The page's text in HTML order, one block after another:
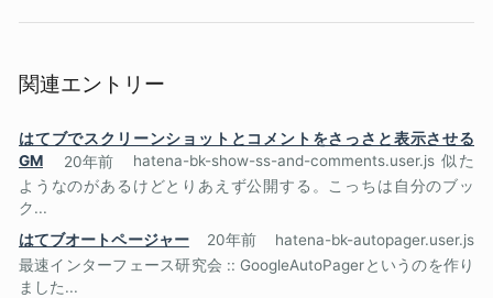
関連エントリー
はてブでスクリーンショットとコメントをさっさと表示させる
GM
20年前
hatena-bk-show-ss-and-comments.user.js 似た
ようなのがあるけどとりあえず公開する。こっちは自分のブッ
ク...
はてブオートページャー
20年前
hatena-bk-autopager.user.js
最速インターフェース研究会 :: GoogleAutoPagerというのを作り
ました...